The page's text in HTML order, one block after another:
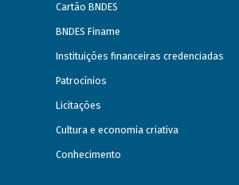
Cartão BNDES
BNDES Finame
Instituições financeiras credenciadas
Patrocínios
Licitações
Cultura e economia criativa
Conhecimento